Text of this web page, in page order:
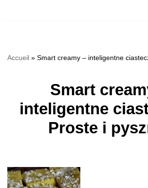
obsah
Accueil » Smart creamy – inteligentne
Smart
inteligentne
Proste i